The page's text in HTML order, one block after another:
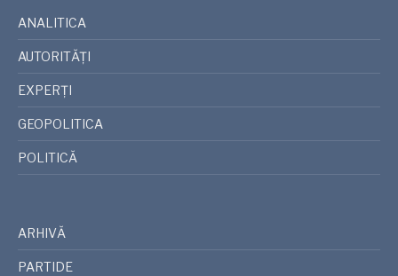
ANALITICA
AUTORITĂȚI
EXPERȚI
GEOPOLITICA
POLITICĂ
ARHIVĂ
PARTIDE